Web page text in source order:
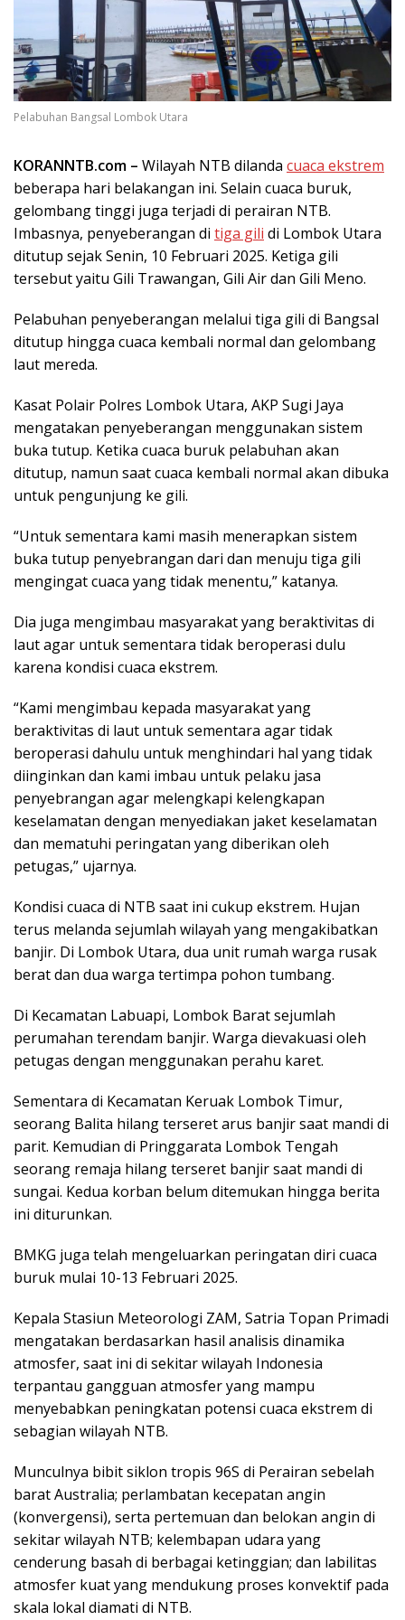
Pelabuhan Bangsal Lombok Utara
KORANNTB.com – Wilayah NTB dilanda cuaca ekstrem
beberapa hari belakangan ini. Selain cuaca buruk,
gelombang tinggi juga terjadi di perairan NTB.
Imbasnya, penyeberangan di tiga gili di Lombok Utara
ditutup sejak Senin, 10 Februari 2025. Ketiga gili
tersebut yaitu Gili Trawangan, Gili Air dan Gili Meno.
Pelabuhan penyeberangan melalui tiga gili di Bangsal
ditutup hingga cuaca kembali normal dan gelombang
laut mereda.
Kasat Polair Polres Lombok Utara, AKP Sugi Jaya
mengatakan penyeberangan menggunakan sistem
buka tutup. Ketika cuaca buruk pelabuhan akan
ditutup, namun saat cuaca kembali normal akan dibuka
untuk pengunjung ke gili.
“Untuk sementara kami masih menerapkan sistem
buka tutup penyebrangan dari dan menuju tiga gili
mengingat cuaca yang tidak menentu,” katanya.
Dia juga mengimbau masyarakat yang beraktivitas di
laut agar untuk sementara tidak beroperasi dulu
karena kondisi cuaca ekstrem.
“Kami mengimbau kepada masyarakat yang
beraktivitas di laut untuk sementara agar tidak
beroperasi dahulu untuk menghindari hal yang tidak
diinginkan dan kami imbau untuk pelaku jasa
penyebrangan agar melengkapi kelengkapan
keselamatan dengan menyediakan jaket keselamatan
dan mematuhi peringatan yang diberikan oleh
petugas,” ujarnya.
Kondisi cuaca di NTB saat ini cukup ekstrem. Hujan
terus melanda sejumlah wilayah yang mengakibatkan
banjir. Di Lombok Utara, dua unit rumah warga rusak
berat dan dua warga tertimpa pohon tumbang.
Di Kecamatan Labuapi, Lombok Barat sejumlah
perumahan terendam banjir. Warga dievakuasi oleh
petugas dengan menggunakan perahu karet.
Sementara di Kecamatan Keruak Lombok Timur,
seorang Balita hilang terseret arus banjir saat mandi di
parit. Kemudian di Pringgarata Lombok Tengah
seorang remaja hilang terseret banjir saat mandi di
sungai. Kedua korban belum ditemukan hingga berita
ini diturunkan.
BMKG juga telah mengeluarkan peringatan diri cuaca
buruk mulai 10-13 Februari 2025.
Kepala Stasiun Meteorologi ZAM, Satria Topan Primadi
mengatakan berdasarkan hasil analisis dinamika
atmosfer, saat ini di sekitar wilayah Indonesia
terpantau gangguan atmosfer yang mampu
menyebabkan peningkatan potensi cuaca ekstrem di
sebagian wilayah NTB.
Munculnya bibit siklon tropis 96S di Perairan sebelah
barat Australia; perlambatan kecepatan angin
(konvergensi), serta pertemuan dan belokan angin di
sekitar wilayah NTB; kelembapan udara yang
cenderung basah di berbagai ketinggian; dan labilitas
atmosfer kuat yang mendukung proses konvektif pada
skala lokal diamati di NTB.